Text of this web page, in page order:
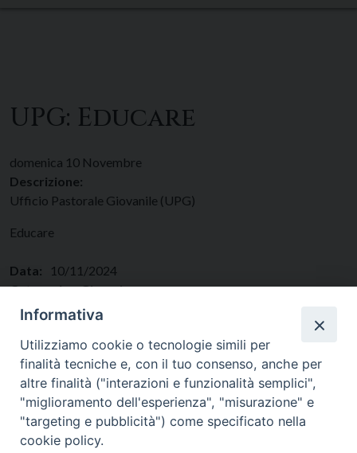
UPG: Educare
domenica 10 Novembre
Descrizione:
Ufficio Pastorale Giovanile (UPG)
Educare
Data:
10/11/2024
Categorie: Giovani
Regione: Lazio
Informativa
Utilizziamo cookie o tecnologie simili per
finalità tecniche e, con il tuo consenso, anche per
altre finalità ("interazioni e funzionalità semplici",
"miglioramento dell'esperienza", "misurazione" e
"targeting e pubblicità") come specificato nella
cookie policy.